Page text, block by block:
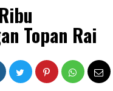
Topan Rai